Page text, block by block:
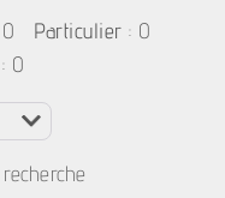
Particulier : 0
: 0